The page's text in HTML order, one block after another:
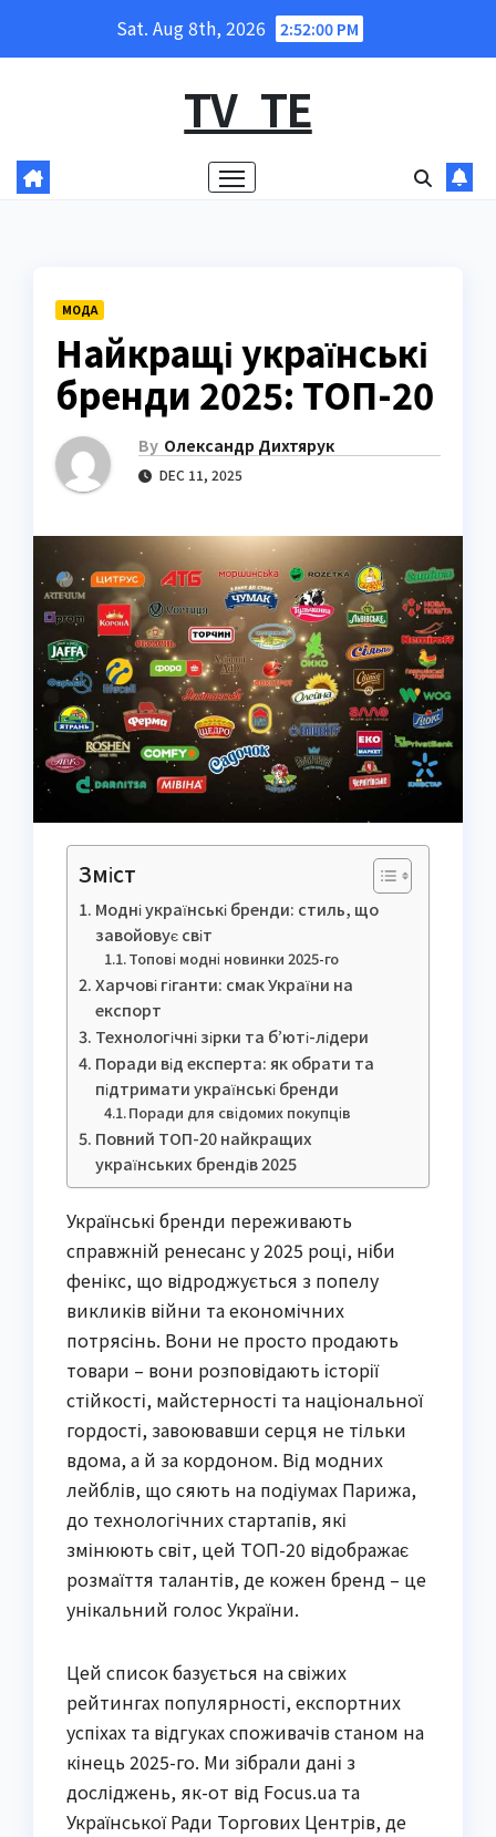
Sat. Aug 8th, 2026 2:52:01 PM
TV_TE
МОДА
Найкращі українські
бренди 2025: ТОП-20
By Олександр Дихтярук
DEC 11, 2025
Зміст
Модні українські бренди: стиль, що
завойовує світ
Топові модні новинки 2025-го
Харчові гіганти: смак України на
експорт
Технологічні зірки та б’юті-лідери
Поради від експерта: як обрати та
підтримати українські бренди
Поради для свідомих покупців
Повний ТОП-20 найкращих
українських брендів 2025
Українські бренди переживають
справжній ренесанс у 2025 році, ніби
фенікс, що відроджується з попелу
викликів війни та економічних
потрясінь. Вони не просто продають
товари – вони розповідають історії
стійкості, майстерності та національної
гордості, завоювавши серця не тільки
вдома, а й за кордоном. Від модних
лейблів, що сяють на подіумах Парижа,
до технологічних стартапів, які
змінюють світ, цей ТОП-20 відображає
розмаїття талантів, де кожен бренд – це
унікальний голос України.
Цей список базується на свіжих
рейтингах популярності, експортних
успіхах та відгуках споживачів станом на
кінець 2025-го. Ми зібрали дані з
досліджень, як-от від Focus.ua та
Української Ради Торгових Центрів, де